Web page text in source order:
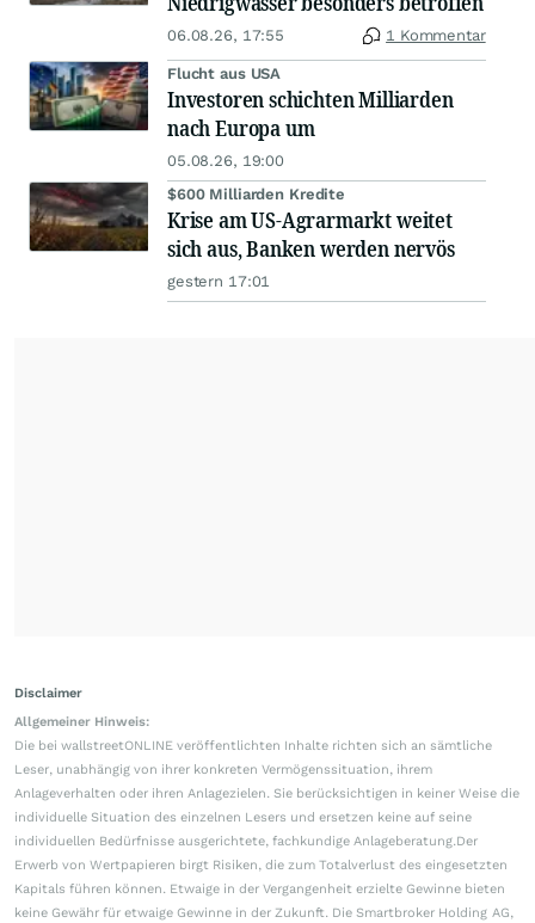
06.08.26, 17:55 1 Kommentar
Flucht aus USA
Investoren schichten Milliarden
nach Europa um
05.08.26, 19:00
$600 Milliarden Kredite
Krise am US-Agrarmarkt weitet
sich aus, Banken werden nervös
gestern 17:01
Disclaimer
Allgemeiner Hinweis:
Die bei wallstreetONLINE veröffentlichten Inhalte richten sich an sämtliche
Leser, unabhängig von ihrer konkreten Vermögenssituation, ihrem
Anlageverhalten oder ihren Anlagezielen. Sie berücksichtigen in keiner Weise die
individuelle Situation des einzelnen Lesers und ersetzen keine auf seine
individuellen Bedürfnisse ausgerichtete, fachkundige Anlageberatung.Der
Erwerb von Wertpapieren birgt Risiken, die zum Totalverlust des eingesetzten
Kapitals führen können. Etwaige in der Vergangenheit erzielte Gewinne bieten
keine Gewähr für etwaige Gewinne in der Zukunft. Die Smartbroker Holding AG,